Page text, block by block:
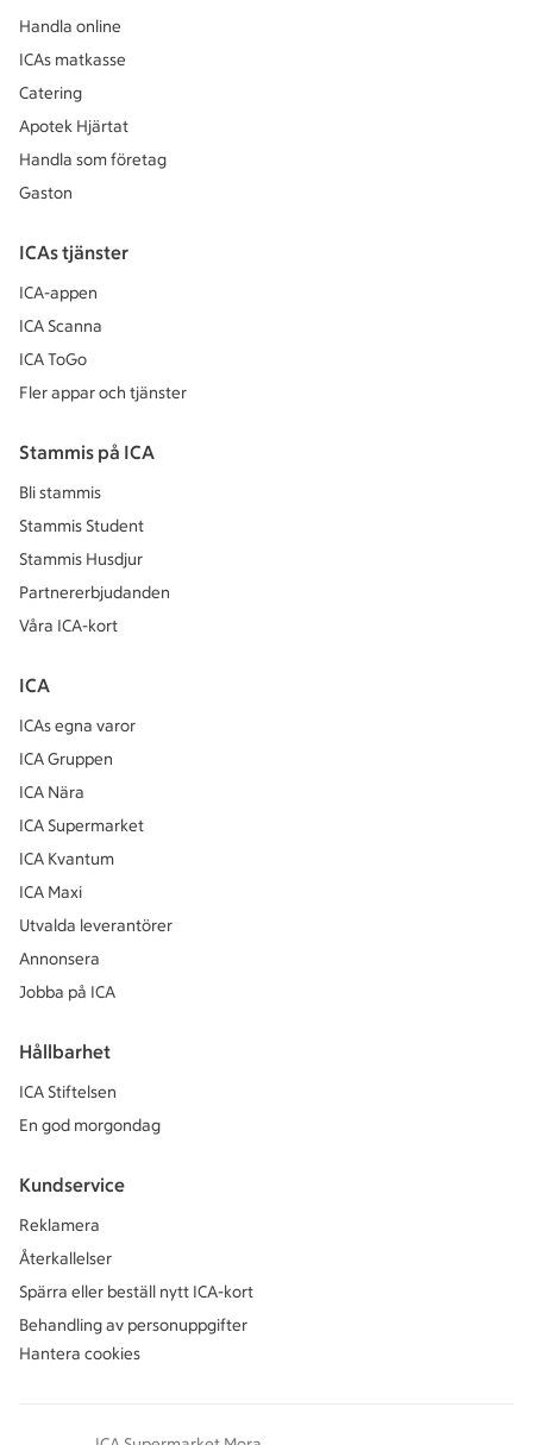
Handla online
ICAs matkasse
Catering
Apotek Hjärtat
Handla som företag
Gaston
ICAs tjänster
ICA-appen
ICA Scanna
ICA ToGo
Fler appar och tjänster
Stammis på ICA
Bli stammis
Stammis Student
Stammis Husdjur
Partnererbjudanden
Våra ICA-kort
ICA
ICAs egna varor
ICA Gruppen
ICA Nära
ICA Supermarket
ICA Kvantum
ICA Maxi
Utvalda leverantörer
Annonsera
Jobba på ICA
Hållbarhet
ICA Stiftelsen
En god morgondag
Kundservice
Reklamera
Återkallelser
Spärra eller beställ nytt ICA-kort
Behandling av personuppgifter
Hantera cookies